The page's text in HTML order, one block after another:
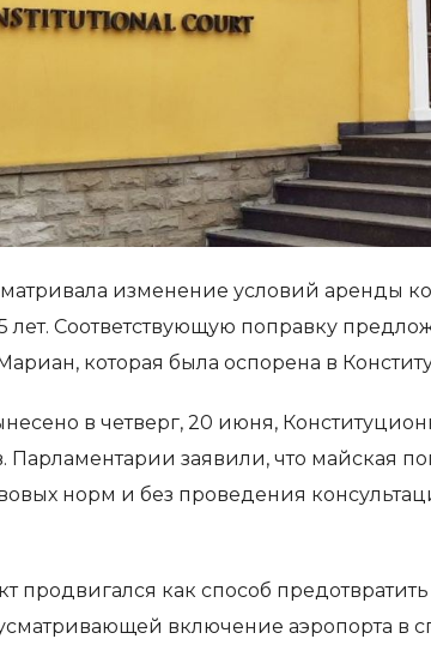
изменение условий аренды
лет. Соответствующую поправку
которая была оспорена в
в четверг, 20 июня,
Парламентарии заявили, что майская
норм и без проведения
продвигался как способ
включение аэропорта в